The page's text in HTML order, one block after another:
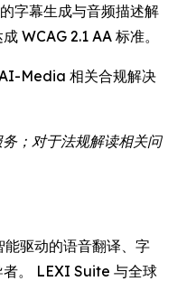
字幕生成与音频描述解
WCAG 2.1 AA 标准。
AI-Media 相关合规解决
；对于法规解读相关问
驱动的语音翻译、字
者。 LEXI Suite 与全球